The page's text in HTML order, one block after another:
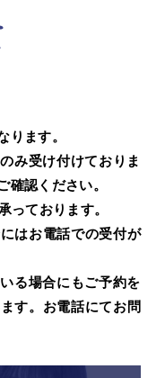
ります。
み受け付けておりま
確認ください。
っております。
はお電話での受付が
る場合にもご予約を
す。お電話にてお問